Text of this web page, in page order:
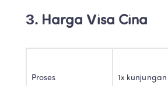
3. Harga Visa Cina
Proses 1x kunjungan